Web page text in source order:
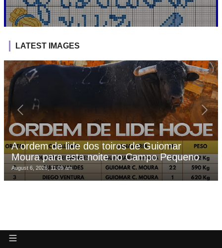
LATEST IMAGES
A ordem de lide dos toiros de Guiomar
Moura para esta noite no Campo Pequeno
August 6, 2026, 11:09 am